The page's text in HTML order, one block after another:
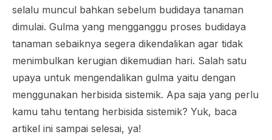
selalu muncul bahkan sebelum budidaya tanaman
dimulai. Gulma yang mengganggu proses budidaya
tanaman sebaiknya segera dikendalikan agar tidak
menimbulkan kerugian dikemudian hari. Salah satu
upaya untuk mengendalikan gulma yaitu dengan
menggunakan herbisida sistemik. Apa saja yang perlu
kamu tahu tentang herbisida sistemik? Yuk, baca
artikel ini sampai selesai, ya!